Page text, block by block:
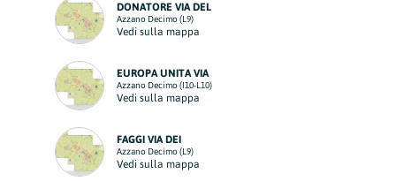
DONATORE VIA DEL
Azzano Decimo (L9)
Vedi sulla mappa
EUROPA UNITA VIA
Azzano Decimo (I10-L10)
Vedi sulla mappa
FAGGI VIA DEI
Azzano Decimo (L9)
Vedi sulla mappa